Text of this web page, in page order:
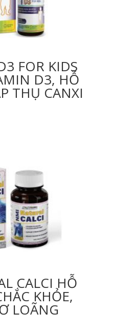
FOR KIDS
D3, HỖ
THỤ CANXI
CALCI HỖ
KHỎE,
LOÃNG